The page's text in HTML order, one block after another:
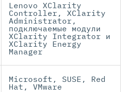
Lenovo XClarity
Controller, XClarity
Administrator,
подключаемые модули
XClarity Integrator и
XClarity Energy
Manager
Microsoft, SUSE, Red
Hat, VMware